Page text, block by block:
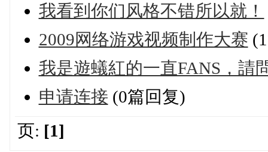
我看到你们风格不错所以就！
2009网络游戏视频制作大赛
我是遊蟻紅的一直FANS，請
申请连接 (0篇回复)
页: [1]